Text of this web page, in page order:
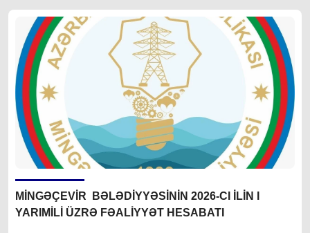
MİNGƏÇEVİR BƏLƏDİYYƏSİNİN 2026-CI İLİN I
YARIMİLİ ÜZRƏ FƏALİYYƏT HESABATI